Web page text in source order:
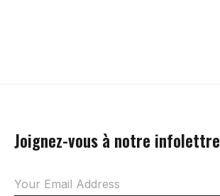
Joignez-vous à notre infolettre